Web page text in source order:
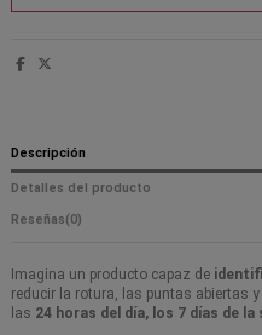
Descripción
Detalles del producto
Reseñas(0)
Imagina un producto capaz de
reducir la rotura, las puntas abiertas
las 24 horas del día, los 7 días de la